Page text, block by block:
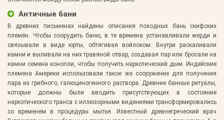
Античные бани
В древних письменах найдены описания походных бань скифских
племён. Чтобы соорудить баню, в те времена устанавливали жерди и
связывали в виде юрты, обтягивая войлоком. Внутри раскаливали
камни и выливали на них травяной отвар, создавая пар или бросали на
камни семена конопли, чтобы получить наркотический дым. Индейские
племена Америки использовали такое же сооружение для получения
пара из грибного, галюциногенного раствора. Древние банные ритуалы,
которые должны были вводить присутствующих в состояние
наркотического транса с иллюзорными видениями трансформировались
со временем в процедуры мытья. Известный древнегреческий врач